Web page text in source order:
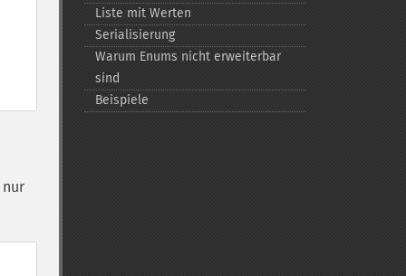
nur
Liste mit Werten
Serialisierung
Warum Enums nicht erweiterbar
sind
Beispiele